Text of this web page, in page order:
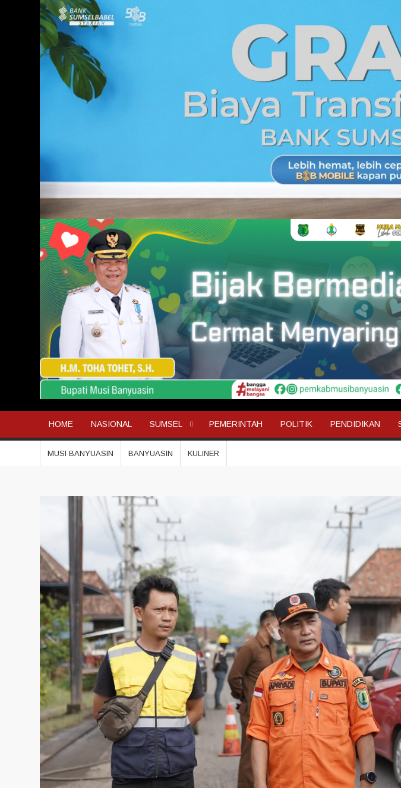
HOME NASIONAL SUMSEL PEMERINTAH POLITIK PENDIDIKAN
MUSI BANYUASIN BANYUASIN KULINER